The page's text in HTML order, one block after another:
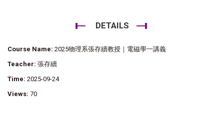
DETAILS
Course Name: 2025物理系張存續教授｜電磁學一講義
Teacher: 張存續
Time: 2025-09-24
Views: 70